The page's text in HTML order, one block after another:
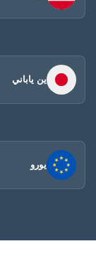
ين ياباني
يورو